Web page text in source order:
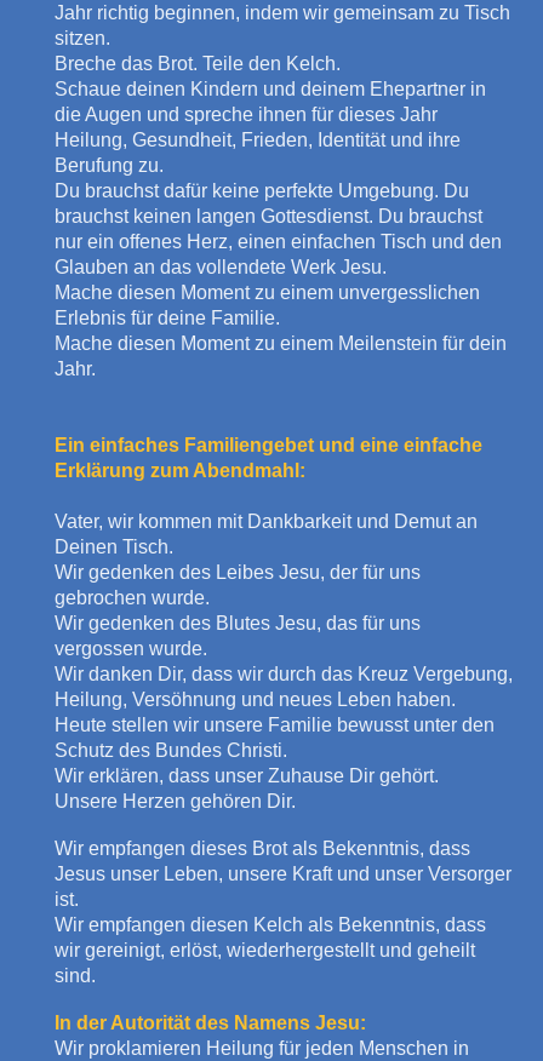
Jahr richtig beginnen, indem wir gemeinsam zu Tisch
sitzen.
Breche das Brot. Teile den Kelch.
Schaue deinen Kindern und deinem Ehepartner in
die Augen und spreche ihnen für dieses Jahr
Heilung, Gesundheit, Frieden, Identität und ihre
Berufung zu.
Du brauchst dafür keine perfekte Umgebung. Du
brauchst keinen langen Gottesdienst. Du brauchst
nur ein offenes Herz, einen einfachen Tisch und den
Glauben an das vollendete Werk Jesu.
Mache diesen Moment zu einem unvergesslichen
Erlebnis für deine Familie.
Mache diesen Moment zu einem Meilenstein für dein
Jahr.
Ein einfaches Familiengebet und eine einfache
Erklärung zum Abendmahl:
Vater, wir kommen mit Dankbarkeit und Demut an
Deinen Tisch.
Wir gedenken des Leibes Jesu, der für uns
gebrochen wurde.
Wir gedenken des Blutes Jesu, das für uns
vergossen wurde.
Wir danken Dir, dass wir durch das Kreuz Vergebung,
Heilung, Versöhnung und neues Leben haben.
Heute stellen wir unsere Familie bewusst unter den
Schutz des Bundes Christi.
Wir erklären, dass unser Zuhause Dir gehört.
Unsere Herzen gehören Dir.
Wir empfangen dieses Brot als Bekenntnis, dass
Jesus unser Leben, unsere Kraft und unser Versorger
ist.
Wir empfangen diesen Kelch als Bekenntnis, dass
wir gereinigt, erlöst, wiederhergestellt und geheilt
sind.
In der Autorität des Namens Jesu:
Wir proklamieren Heilung für jeden Menschen in